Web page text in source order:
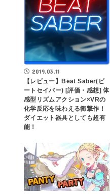
2019.03.11
【レビュー】Beat Saber(ビ
ートセイバー) [評価・感想] 体
感型リズムアクション×VRの
化学反応を味わえる衝撃作！
ダイエット器具としても超有
能！